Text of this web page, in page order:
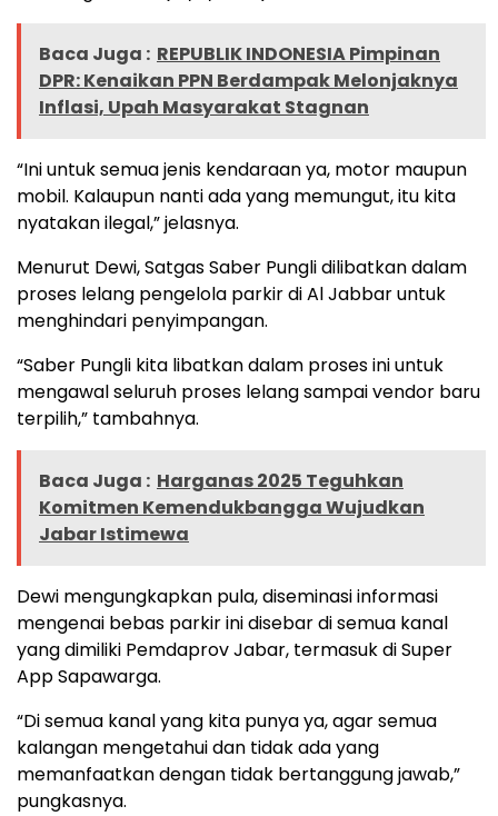
Baca Juga : REPUBLIK INDONESIA Pimpinan
DPR: Kenaikan PPN Berdampak Melonjaknya
Inflasi, Upah Masyarakat Stagnan
“Ini untuk semua jenis kendaraan ya, motor maupun
mobil. Kalaupun nanti ada yang memungut, itu kita
nyatakan ilegal,” jelasnya.
Menurut Dewi, Satgas Saber Pungli dilibatkan dalam
proses lelang pengelola parkir di Al Jabbar untuk
menghindari penyimpangan.
“Saber Pungli kita libatkan dalam proses ini untuk
mengawal seluruh proses lelang sampai vendor baru
terpilih,” tambahnya.
Baca Juga : Harganas 2025 Teguhkan
Komitmen Kemendukbangga Wujudkan
Jabar Istimewa
Dewi mengungkapkan pula, diseminasi informasi
mengenai bebas parkir ini disebar di semua kanal
yang dimiliki Pemdaprov Jabar, termasuk di Super
App Sapawarga.
“Di semua kanal yang kita punya ya, agar semua
kalangan mengetahui dan tidak ada yang
memanfaatkan dengan tidak bertanggung jawab,”
pungkasnya.